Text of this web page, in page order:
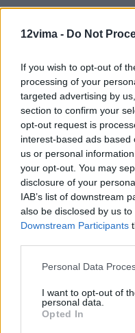
12vima - Do Not
If you wish to opt-out of
processing of your
targeted advertising by
section to confirm your
opt-out request is
interest-based ads
us or personal
your opt-out. You may
disclosure of your
IAB’s list of downstream
also be disclosed by us
Downstream Participants
Personal Data
I want to opt-out of
personal data.
Opted In